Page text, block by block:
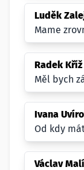
Luděk
Mame
Radek Kříž
Měl bych
Ivana
Od kdy
Václav